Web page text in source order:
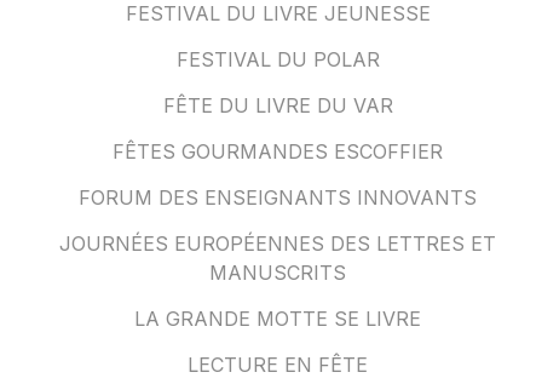
FESTIVAL DU LIVRE JEUNESSE
FESTIVAL DU POLAR
FÊTE DU LIVRE DU VAR
FÊTES GOURMANDES ESCOFFIER
FORUM DES ENSEIGNANTS INNOVANTS
JOURNÉES EUROPÉENNES DES LETTRES ET
MANUSCRITS
LA GRANDE MOTTE SE LIVRE
LECTURE EN FÊTE